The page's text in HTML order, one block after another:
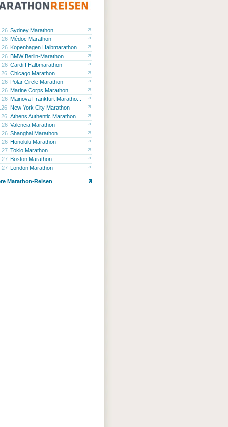
Sydney Marathon
Médoc Marathon
Kopenhagen Halbmarathon
BMW Berlin-Marathon
Cardiff Halbmarathon
Chicago Marathon
Polar Circle Marathon
Marine Corps Marathon
Mainova Frankfurt Maratho...
New York City Marathon
Athens Authentic Marathon
Valencia Marathon
Shanghai Marathon
Honolulu Marathon
Tokio Marathon
Boston Marathon
London Marathon
Marathon-Reisen